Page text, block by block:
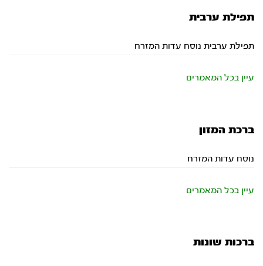
תפילת ערבית
תפילת ערבית נוסח עדות המזרח
עיין בכל המאמרים
ברכת המזון
נוסח עדות המזרח
עיין בכל המאמרים
ברכות שונות